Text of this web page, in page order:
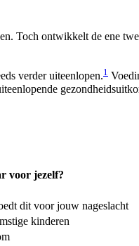
Toch ontwikkelt de ene
verder uiteenlopen.1
voor jezelf?
dit voor jouw nageslacht
kinderen